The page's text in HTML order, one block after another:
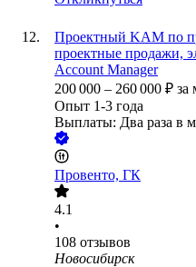
Проектный KAM по
проектные продажи,
Account Manager
200 000 – 260 000 ₽ за
Опыт 1-3 года
Выплаты: Два раза в
Провенто, ГК
4.1
•
108 отзывов
Новосибирск